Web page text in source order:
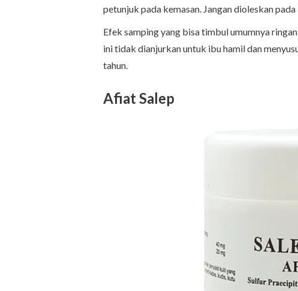
petunjuk pada kemasan. Jangan dioleskan
Efek samping yang bisa timbul umumnya
ini tidak dianjurkan untuk ibu hamil dan
tahun.
Afiat Salep